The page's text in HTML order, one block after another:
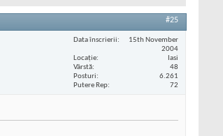
#25
Data înscrierii
15th November
2004
Locaţie
Iasi
Vârstă
48
Posturi
6.261
Putere Rep
72